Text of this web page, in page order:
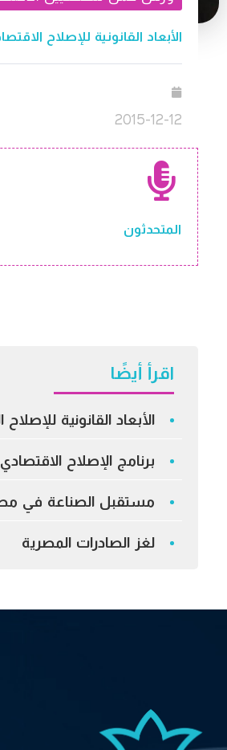
الأبعاد القانونية للإصلاح
2015-12-12
المتحدثون
اقرأ أيضًا
الأبعاد القانونية
برنامج الإصلاح الاقتصادي
مستقبل الصناعة في
لغز الصادرات المصرية